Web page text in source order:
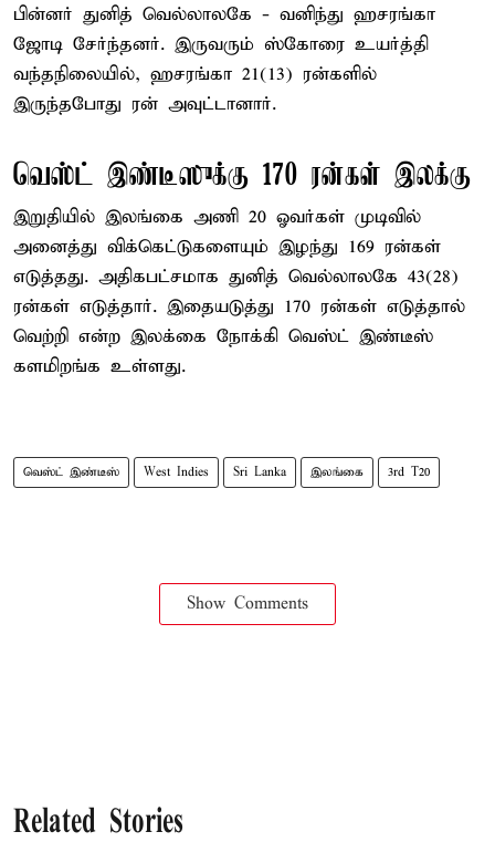
பின்னர் துனித் வெல்லாலகே - வனிந்து ஹசரங்கா
ஜோடி சேர்ந்தனர். இருவரும் ஸ்கோரை உயர்த்தி
வந்தநிலையில், ஹசரங்கா 21(13) ரன்களில்
இருந்தபோது ரன் அவுட்டானார்.
வெஸ்ட் இண்டீஸுக்கு 170 ரன்கள் இலக்கு
இறுதியில் இலங்கை அணி 20 ஓவர்கள் முடிவில்
அனைத்து விக்கெட்டுகளையும் இழந்து 169 ரன்கள்
எடுத்தது. அதிகபட்சமாக துனித் வெல்லாலகே 43(28)
ரன்கள் எடுத்தார். இதையடுத்து 170 ரன்கள் எடுத்தால்
வெற்றி என்ற இலக்கை நோக்கி வெஸ்ட் இண்டீஸ்
களமிறங்க உள்ளது.
வெஸ்ட் இண்டீஸ் West Indies Sri Lanka இலங்கை 3rd T20
Show Comments
Related Stories